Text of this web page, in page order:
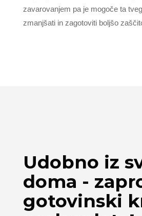
zavarovanjem pa je mogoče ta
zmanjšati in zagotoviti boljšo
Udobno iz
doma -
gotovinski